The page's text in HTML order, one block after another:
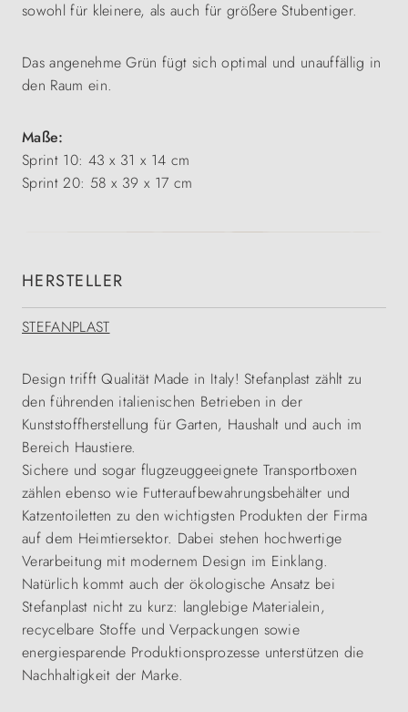
sowohl für kleinere, als auch für größere Stubentiger.
Das angenehme Grün fügt sich optimal und unauffällig in
den Raum ein.
Maße:
Sprint 10: 43 x 31 x 14 cm
Sprint 20: 58 x 39 x 17 cm
HERSTELLER
STEFANPLAST
Design trifft Qualität Made in Italy! Stefanplast zählt zu
den führenden italienischen Betrieben in der
Kunststoffherstellung für Garten, Haushalt und auch im
Bereich Haustiere.
Sichere und sogar flugzeuggeeignete Transportboxen
zählen ebenso wie Futteraufbewahrungsbehälter und
Katzentoiletten zu den wichtigsten Produkten der Firma
auf dem Heimtiersektor. Dabei stehen hochwertige
Verarbeitung mit modernem Design im Einklang.
Natürlich kommt auch der ökologische Ansatz bei
Stefanplast nicht zu kurz: langlebige Materialein,
recycelbare Stoffe und Verpackungen sowie
energiesparende Produktionsprozesse unterstützen die
Nachhaltigkeit der Marke.